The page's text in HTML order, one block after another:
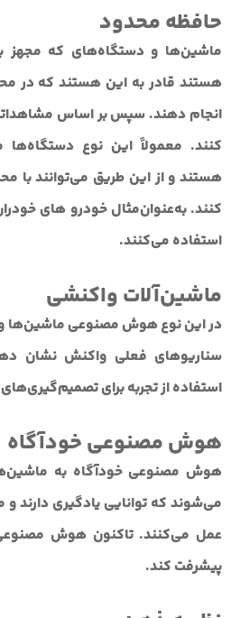
حافظه محدود
ماشین‌ها و دستگاه‌های که مجهز
هستند قادر به این هستند که در
انجام دهند. سپس بر اساس
کنند. معمولاً این نوع
هستند و از این طریق می‌توانند با
کنند. به‌عنوان‌مثال خودرو های
استفاده می‌کنند.
ماشین‌آلات واکنشی
در این نوع هوش مصنوعی ماشین‌ها و
سناریوهای فعلی واکنش نشان
استفاده از تجربه برای تصمیم‌گیری‌های
هوش مصنوعی خودآگاه
هوش مصنوعی خودآگاه به
می‌شوند که توانایی یادگیری دارند
عمل می‌کنند. تاکنون هوش
پیشرفت کند.